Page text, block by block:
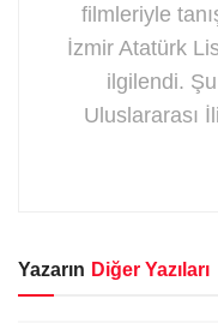
filmleriyle
İzmir Atatürk
ilgilendi.
Uluslararası
Yazarın Diğer Yazıları